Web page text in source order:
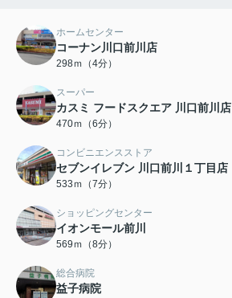
ホームセンター
コーナン川口前川店
298ｍ（4分）
スーパー
カスミ フードスクエア 川口前川店
470ｍ（6分）
コンビニエンスストア
セブンイレブン 川口前川１丁目店
533ｍ（7分）
ショッピングセンター
イオンモール前川
569ｍ（8分）
総合病院
益子病院